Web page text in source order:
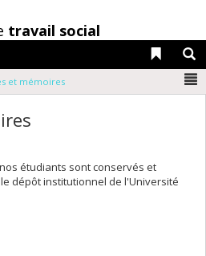
travail social
Liens
et mémoires
étudiants sont conservés et
le dépôt institutionnel de l'Université